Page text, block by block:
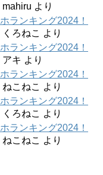
mahiru より
ランキング2024！
くろねこ より
ランキング2024！
アキ より
ランキング2024！
ねこねこ より
ランキング2024！
くろねこ より
ランキング2024！
ねこねこ より